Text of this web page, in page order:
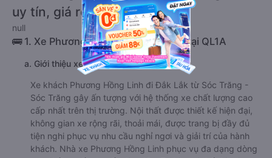
uy tín, giá rẻ nhất 08/2026
null
🚌 1. Xe Phương Hồng Linh khởi hành tại QL1A
a. Giới thiệu xe Phương Hồng Linh
Xe khách Phương Hồng Linh đi Đắk Lắk từ Sóc Trăng -
Sóc Trăng gây ấn tượng với hệ thống xe chất lượng cao
cấp nhất trên thị trường. Nội thất được thiết kế hiện đại,
không gian xe rộng rãi, thoải mái, được trang bị đầy đủ
tiện nghi phục vụ nhu cầu nghỉ ngơi và giải trí của hành
khách. Nhà xe Phương Hồng Linh phục vụ đa dạng dòng